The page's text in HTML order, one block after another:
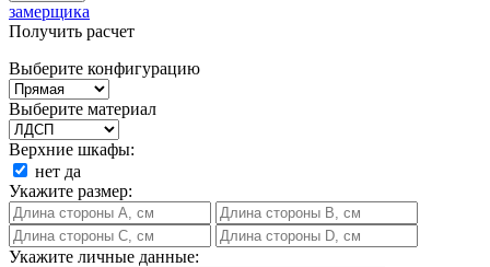
замерщика
Получить расчет
Выберите конфигурацию
Выберите материал
Верхние шкафы:
нет да
Укажите размер:
Укажите личные данные: